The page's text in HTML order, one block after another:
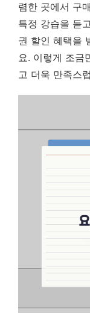
렴한 곳에서 구
특정 강습을 듣
권 할인 혜택을
요. 이렇게 조금
고 더욱 만족스